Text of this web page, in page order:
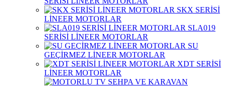
SKX SERİSİ
LİNEER MOTORLAR
SLA019
SERİSİ LİNEER MOTORLAR
SU
GEÇİRMEZ LİNEER MOTORLAR
XDT SERİSİ
LİNEER MOTORLAR